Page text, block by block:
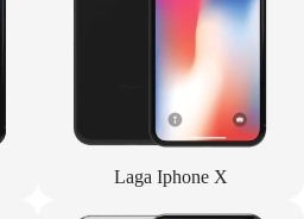
Laga Iphone X